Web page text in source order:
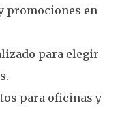
promociones en
para elegir
para oficinas y